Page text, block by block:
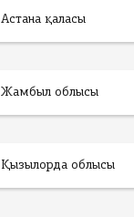
Астана қаласы
Жамбыл облысы
Қызылорда облысы